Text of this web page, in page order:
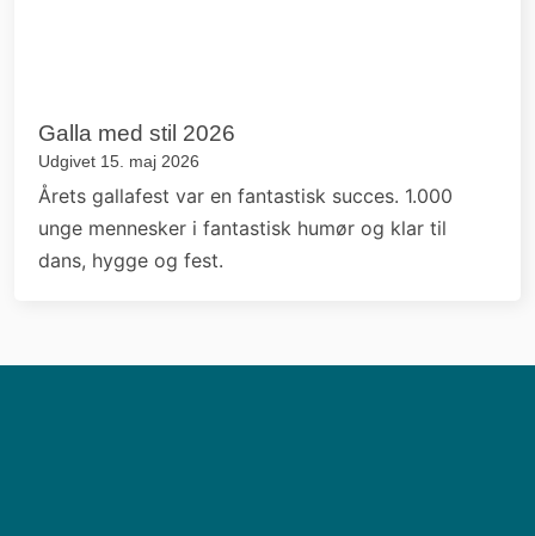
Galla med stil 2026
Udgivet 15. maj 2026
Årets gallafest var en fantastisk succes. 1.000
unge mennesker i fantastisk humør og klar til
dans, hygge og fest.